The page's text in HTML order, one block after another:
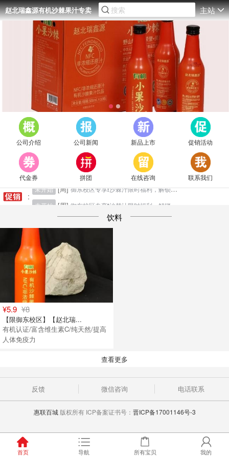
赵北瑞鑫源有机沙棘果汁专卖
店
主站
公司介绍 公司新闻 新品上市 促销活动
代金券 拼团 在线咨询 联系我们
:
未开始
御东校区专享❗沙棘汁限时福利，解锁酸甜新体验
未开始
御东校区专享❗沙棘汁限时福利，解锁酸甜新体验
未开始 [周]
饮料
¥5.9 ¥8
【限御东校区】【赵北瑞...
有机认证/富含维生素C/纯天然/提高
人体免疫力
查看更多
首页 导航 所有宝贝 我的
反馈 微信咨询 电话联系
惠联百城版权所有 ICP备案证书号： 晋ICP备17001146号-3